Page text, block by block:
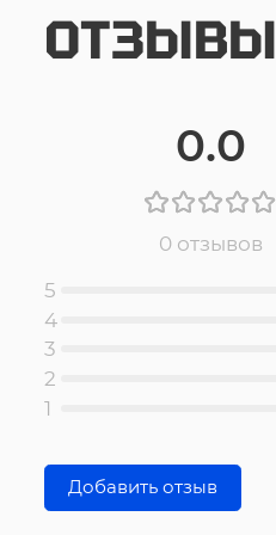
ОТЗЫВЫ
0.0
0 отзывов
5
4
3
2
1
Добавить отзыв